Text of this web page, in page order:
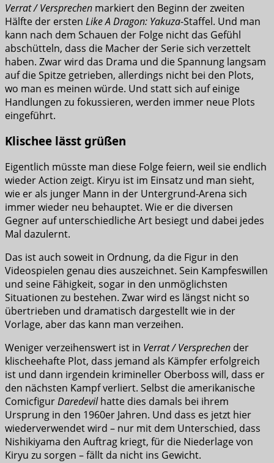
Verrat / Versprechen markiert den Beginn der zweiten
Hälfte der ersten Like A Dragon: Yakuza-Staffel. Und man
kann nach dem Schauen der Folge nicht das Gefühl
abschütteln, dass die Macher der Serie sich verzettelt
haben. Zwar wird das Drama und die Spannung langsam
auf die Spitze getrieben, allerdings nicht bei den Plots,
wo man es meinen würde. Und statt sich auf einige
Handlungen zu fokussieren, werden immer neue Plots
eingeführt.
Klischee lässt grüßen
Eigentlich müsste man diese Folge feiern, weil sie endlich
wieder Action zeigt. Kiryu ist im Einsatz und man sieht,
wie er als junger Mann in der Untergrund-Arena sich
immer wieder neu behauptet. Wie er die diversen
Gegner auf unterschiedliche Art besiegt und dabei jedes
Mal dazulernt.
Das ist auch soweit in Ordnung, da die Figur in den
Videospielen genau dies auszeichnet. Sein Kampfeswillen
und seine Fähigkeit, sogar in den unmöglichsten
Situationen zu bestehen. Zwar wird es längst nicht so
übertrieben und dramatisch dargestellt wie in der
Vorlage, aber das kann man verzeihen.
Weniger verzeihenswert ist in Verrat / Versprechen der
klischeehafte Plot, dass jemand als Kämpfer erfolgreich
ist und dann irgendein krimineller Oberboss will, dass er
den nächsten Kampf verliert. Selbst die amerikanische
ComicfigurDaredevilhatte dies damals bei ihrem
Ursprung in den 1960er Jahren. Und dass es jetzt hier
wiederverwendet wird – nur mit dem Unterschied, dass
Nishikiyama den Auftrag kriegt, für die Niederlage von
Kiryu zu sorgen – fällt da nicht ins Gewicht.